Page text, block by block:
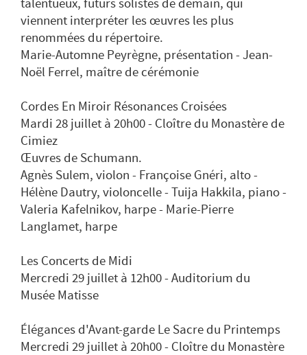
talentueux, futurs solistes de demain, qui
viennent interpréter les œuvres les plus
renommées du répertoire.
Marie-Automne Peyrègne, présentation - Jean-
Noël Ferrel, maître de cérémonie
Cordes En Miroir Résonances Croisées
Mardi 28 juillet à 20h00 - Cloître du Monastère de
Cimiez
Œuvres de Schumann.
Agnès Sulem, violon - Françoise Gnéri, alto -
Hélène Dautry, violoncelle - Tuija Hakkila, piano -
Valeria Kafelnikov, harpe - Marie-Pierre
Langlamet, harpe
Les Concerts de Midi
Mercredi 29 juillet à 12h00 - Auditorium du
Musée Matisse
Élégances d'Avant-garde Le Sacre du Printemps
Mercredi 29 juillet à 20h00 - Cloître du Monastère